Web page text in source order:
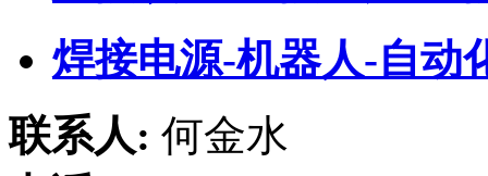
焊接电源-机器人-自动
联系人: 何金水